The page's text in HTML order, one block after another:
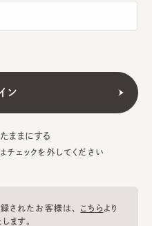
ままにする
ェックを外してください
されたお客様は、 こちらより
ます。